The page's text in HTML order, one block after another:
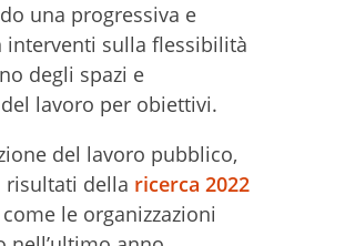
una progressiva e
interventi sulla flessibilità
degli spazi e
lavoro per obiettivi.
del lavoro pubblico,
della ricerca 2022
le organizzazioni